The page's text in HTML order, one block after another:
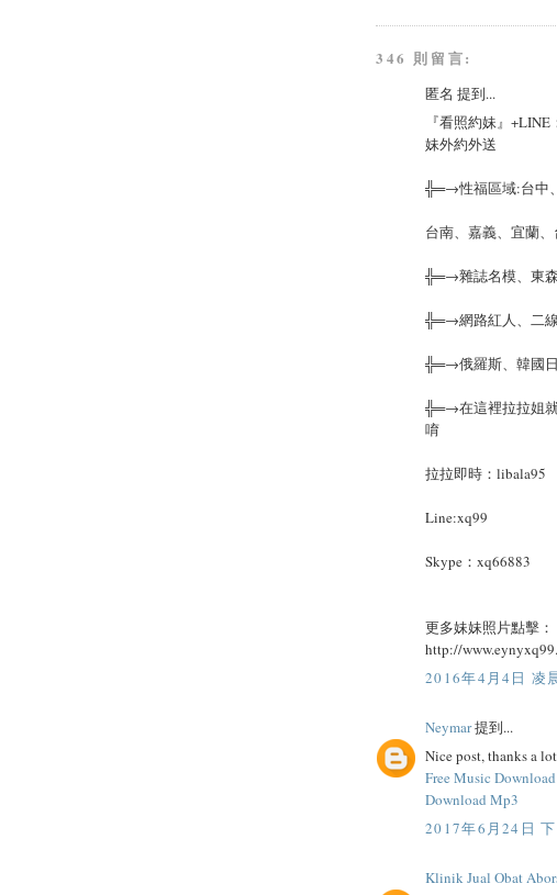
346 則留言:
匿名 提到...
『看照約妹』
妹外約外送
╬═→性福區域:台中
台南、嘉義、宜蘭
╬═→雜誌名模、東
╬═→網路紅人、二
╬═→俄羅斯、韓國
╬═→在這裡拉拉姐
唷
拉拉即時：libala95
Line:xq99
Skype：xq66883
更多妹妹照片點擊：
http://
2016年4月4日 凌
Neymar提到...
Nice post, thanks a lot
Free Music Download
Download Mp3
2017年6月24日
Klinik Jual Obat